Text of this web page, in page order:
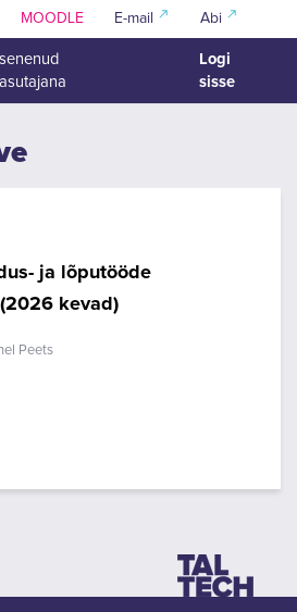
MOODLE E-mail Abi
Logi
sisse
ja lõputööde
kevad)
Peets